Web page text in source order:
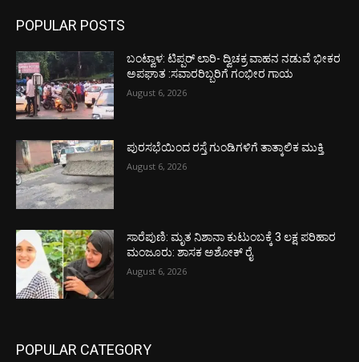
POPULAR POSTS
ಬಂಟ್ವಾಳ: ಟಿಪ್ಪರ್ ಲಾರಿ- ದ್ವಿಚಕ್ರ ವಾಹನ ನಡುವೆ ಭೀಕರ
ಅಪಘಾತ :ಸವಾರರಿಬ್ಬರಿಗೆ ಗಂಭೀರ ಗಾಯ
August 6, 2026
ಪುರಸಭೆಯಿಂದ ರಸ್ತೆ ಗುಂಡಿಗಳಿಗೆ ತಾತ್ಕಾಲಿಕ ಮುಕ್ತಿ
August 6, 2026
ಸಾರೆಪುಣಿ: ಮೃತ ನಿಶಾನಾ ಕುಟುಂಬಕ್ಕೆ 3 ಲಕ್ಷ ಪರಿಹಾರ
ಮಂಜೂರು: ಶಾಸಕ ಅಶೋಕ್ ರೈ
August 6, 2026
POPULAR CATEGORY